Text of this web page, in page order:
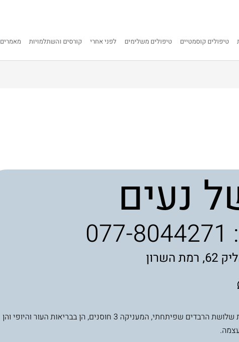
טיפולים קוסמטיים טיפולים משלימים לפני אחרי קורסים והשתלמויות מאמרים
נעים
השרון
משלבת את שיטת שלושת הרבדים שפיתחתי, המעניקה 3 חוסנים, הן בבריאות העור והיופי והן